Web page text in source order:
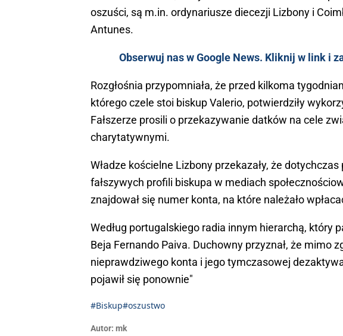
oszuści, są m.in. ordynariusze diecezji Lizbony i
Antunes.
Obserwuj nas w Google News. Kliknij w link i
Rozgłośnia przypomniała, że przed kilkoma
którego czele stoi biskup Valerio, potwierdziły
Fałszerze prosili o przekazywanie datków na cele
charytatywnymi.
Władze kościelne Lizbony przekazały, że
fałszywych profili biskupa w mediach
znajdował się numer konta, na które należało
Według portugalskiego radia innym hierarchą, który
Beja Fernando Paiva. Duchowny przyznał, że mimo
nieprawdziwego konta i jego tymczasowej
pojawił się ponownie"
#Biskup#oszustwo
Autor: mk